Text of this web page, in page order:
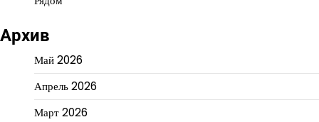
Архив
Май 2026
Апрель 2026
Март 2026